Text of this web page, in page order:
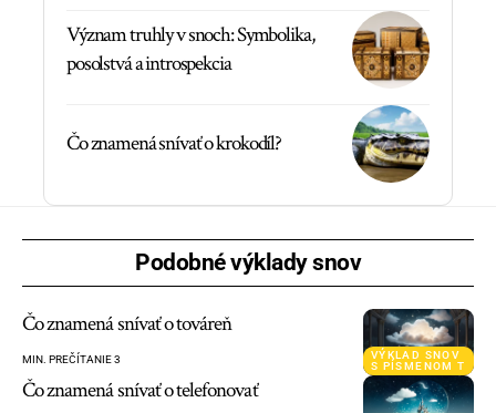
Význam truhly v snoch: Symbolika,
posolstvá a introspekcia
Čo znamená snívať o krokodíl?
Podobné výklady snov
VÝKLAD SNOV
S PÍSMENOM T
Čo znamená snívať o továreň
MIN. PREČÍTANIE 3
Čo znamená snívať o telefonovať